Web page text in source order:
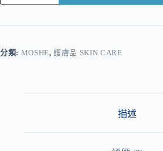
r
分類: MOSHE,護膚品 SKIN CARE
描述